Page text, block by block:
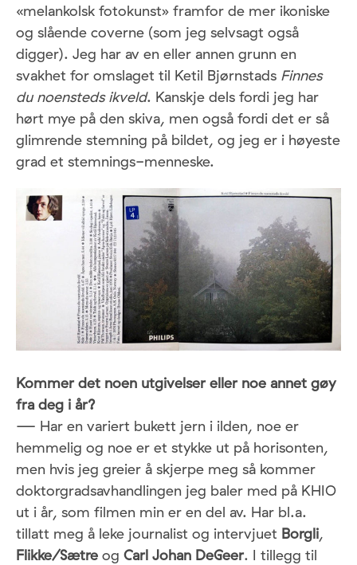
«melankolsk fotokunst» framfor de mer ikoniske
og slående coverne (som jeg selvsagt også
digger). Jeg har av en eller annen grunn en
svakhet for omslaget til Ketil Bjørnstads Finnes
du noensteds ikveld. Kanskje dels fordi jeg har
hørt mye på den skiva, men også fordi det er så
glimrende stemning på bildet, og jeg er i høyeste
grad et stemnings-menneske.
Kommer det noen utgivelser eller noe annet gøy
fra deg i år?
— Har en variert bukett jern i ilden, noe er
hemmelig og noe er et stykke ut på horisonten,
men hvis jeg greier å skjerpe meg så kommer
doktorgradsavhandlingen jeg baler med på KHIO
ut i år, som filmen min er en del av. Har bl.a.
tillatt meg å leke journalist og intervjuet Borgli,
Flikke/Sætre og Carl Johan DeGeer. I tillegg til